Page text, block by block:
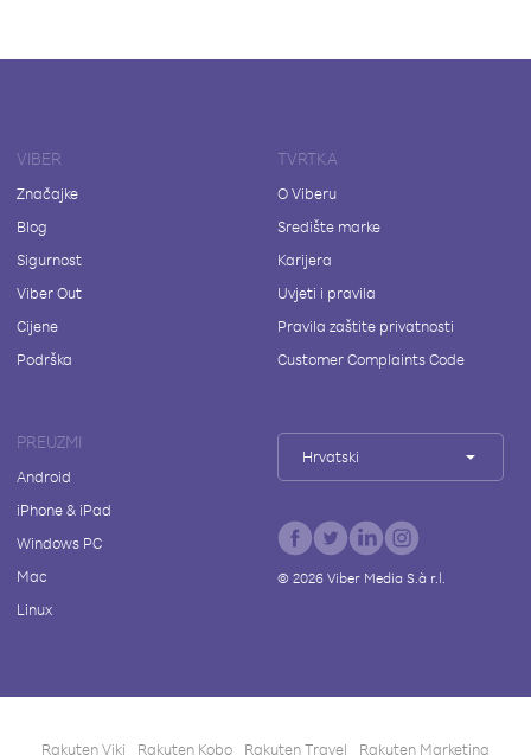
VIBER
Značajke
Blog
Sigurnost
Viber Out
Cijene
Podrška
TVRTKA
O Viberu
Središte marke
Karijera
Uvjeti i pravila
Pravila zaštite privatnosti
Customer Complaints Code
PREUZMI
Android
iPhone & iPad
Windows PC
Mac
Linux
Hrvatski
© 2026Viber Media S.à r.l.
Rakuten Viki Rakuten Kobo Rakuten Travel Rakuten Marketing